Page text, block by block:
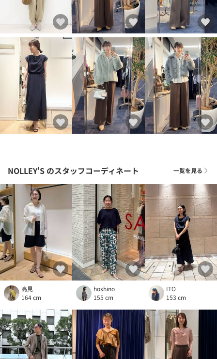
NOLLEY'S のスタッフコーディネート 一覧を見る
高見
164 cm
hoshino
155 cm
ITO
153 cm